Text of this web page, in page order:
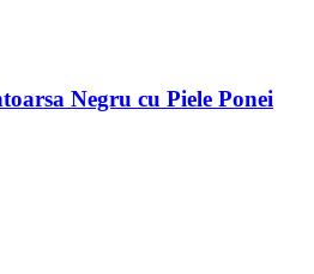
Negru cu Piele Ponei